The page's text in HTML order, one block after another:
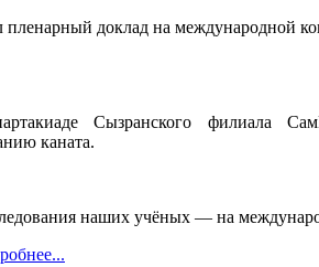
доклад на международной
Сызранского филиала
каната.
наших учёных — на